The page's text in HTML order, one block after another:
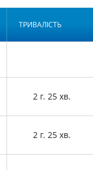
ТРИВАЛІСТЬ
2 г. 25 хв.
2 г. 25 хв.